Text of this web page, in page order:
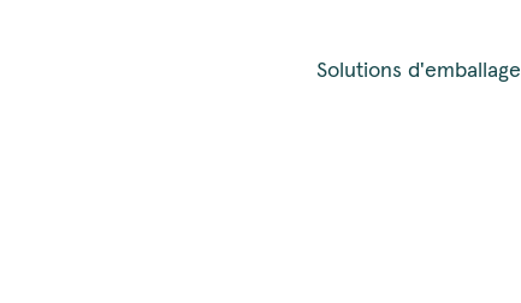
Solutions d'emballage